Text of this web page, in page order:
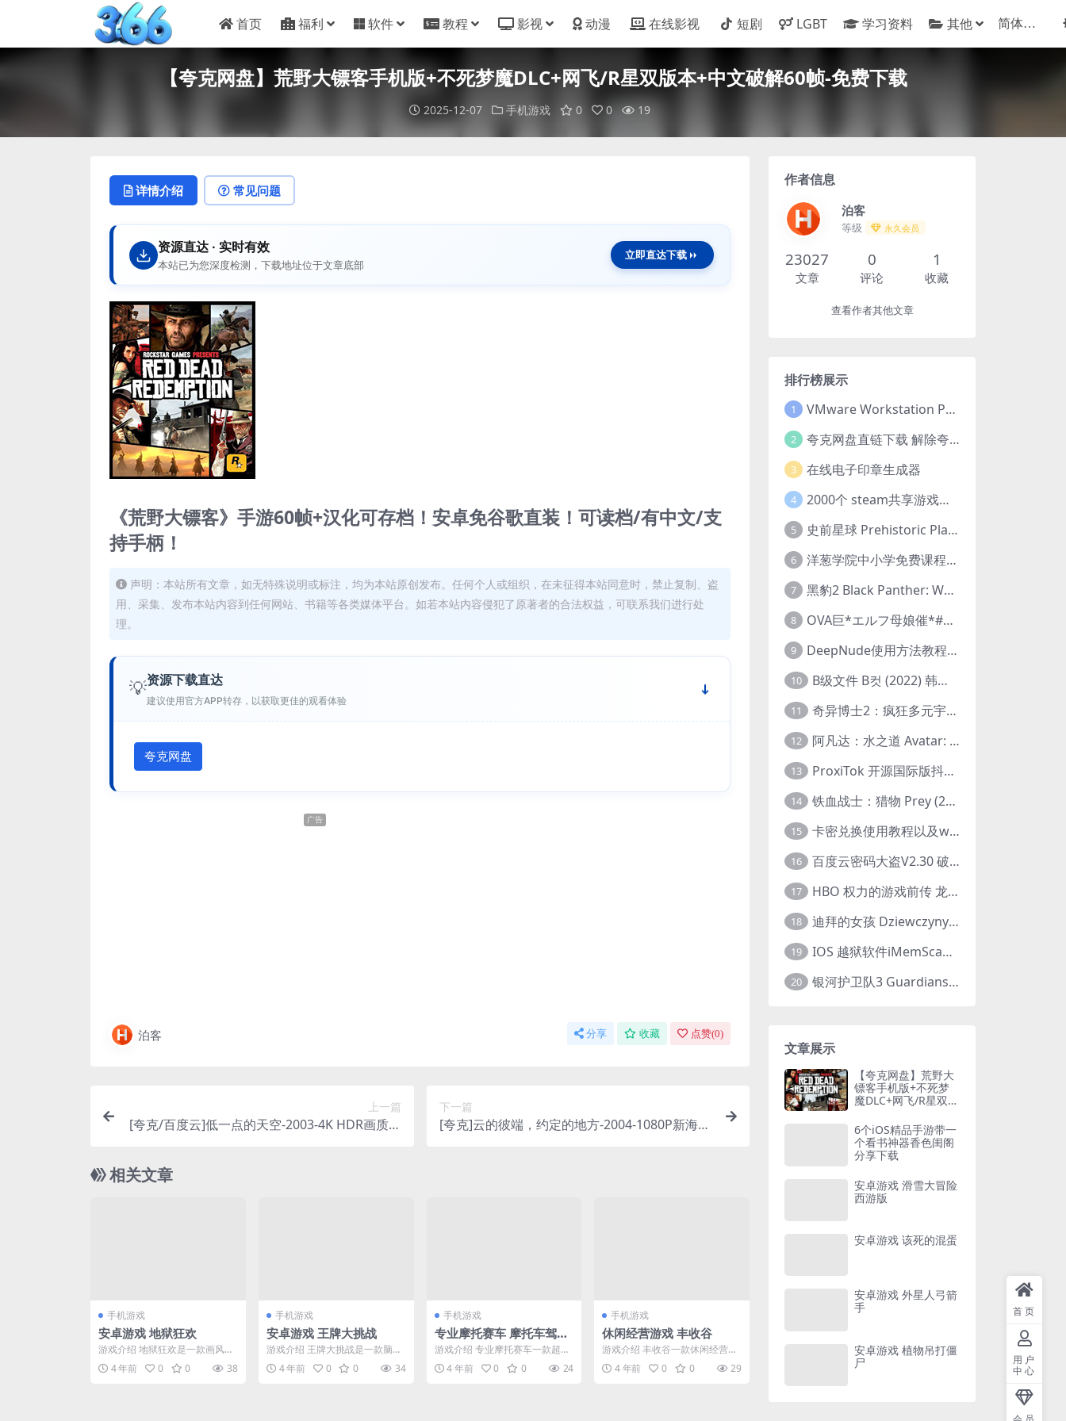
首页 福利 软件 教程 影视 动漫 在线影视 短剧 LGBT 学习资料 其他
【夸克网盘】荒野大镖客手机版+不死梦魔DLC+网飞/R星双版本+中文破解60帧-免费下载
2025-12-07 手机游戏 0 0 19
详情介绍 常见问题
资源直达 · 实时有效
本站已为您深度检测，下载地址位于文章底部
立即直达下载
《荒野大镖客》手游60帧+汉化可存档！安卓免谷歌直装！可读档/有中文/支
持手柄！
声明：本站所有文章，如无特殊说明或标注，均为本站原创发布。任何个人或组织，在未征得本站同意时，禁止复制、盗
用、采集、发布本站内容到任何网站、书籍等各类媒体平台。如若本站内容侵犯了原著者的合法权益，可联系我们进行处
理。
💡资源下载直达
建议使用官方APP转存，以获取更佳的观看体验
夸克网盘
广告
泊客 分享 收藏 点赞(0)
上一篇
[夸克/百度云]低一点的天空-2003-4K HDR画质标
下一篇
[夸克]云的彼端，约定的地方-2004-1080P新海诚
相关文章
手机游戏
安卓游戏 地狱狂欢
游戏介绍 地狱狂欢是一款画风诙
谐的休闲闯关游戏。黑白构成的
诙谐画风，黑色幽默风格...
4 年前 0 0 38
手机游戏
安卓游戏 王牌大挑战
游戏介绍 王牌大挑战是一款脑洞
大开的魔性解谜游戏。超多脑洞
大开的关卡设计，保护可...
4 年前 0 0 34
手机游戏
专业摩托赛车 摩托车驾驶
闯关
游戏介绍 专业摩托赛车一款超个
性的赛车闯关游戏。在山岭间飞
跃，各种超乎寻常的特技...
4 年前 0 0 24
手机游戏
休闲经营游戏 丰收谷
游戏介绍 丰收谷一款休闲经营游
戏。各式各样的经营模块，经营
各样的农场经济，播种收...
4 年前 0 0 29
作者信息
泊客
等级 永久会员
23027
文章
0
评论
1
收藏
查看作者其他文章
排行榜展示
1 VMware Workstation Pro 16 永久激活密钥(序列号)
2 夸克网盘直链下载 解除夸克网盘下载限制 油猴脚本
3 在线电子印章生成器
4 2000个 steam共享游戏账号 离线steam账号分享
5 史前星球 Prehistoric Planet (2022) 中字 1080p 高清 阿里云盘 2022.5.27已更新全集
6 洋葱学院中小学免费课程集合 云盘下载
7 黑豹2 Black Panther: Wakanda Forever (2022) 高清版
8 OVA巨*エルフ母娘催*#1エルフの国を蹂*する男。汚された女王と姫
9 DeepNude使用方法教程FAQ
10 B级文件 B컷 (2022) 韩国大尺度剧情电影 1080P 中字
11 奇异博士2：疯狂多元宇宙 Doctor Strange in the Multiverse of Madness (2022) 高清版1080p
12 阿凡达：水之道 Avatar: The Way of Water (2022) 1080p 2k 4k 中文字幕
13 ProxiTok 开源国际版抖音TikTok网页版 国内网络直连
14 铁血战士：猎物 Prey (2022) 中英字幕 1080P
15 卡密兑换使用教程以及windows使用教程
16 百度云密码大盗V2.30 破解分享链接提取码
17 HBO 权力的游戏前传 龙之家族 House of the Dragon (2022) 中字 1080P 更新4集
18 迪拜的女孩 Dziewczyny z Dubaju (2021) 1080P 中字
19 IOS 越狱软件iMemScan version1.2.6 游戏内存修改器
20 银河护卫队3 Guardians of the Galaxy Vol. 3 (2023)4K高清资源1080p只分享精品
文章展示
【夸克网盘】荒野大
镖客手机版+不死梦
魔DLC+网飞/R星双版
费下载
6个iOS精品手游带一
个看书神器香色闺阁
分享下载
安卓游戏 滑雪大冒险
西游版
安卓游戏 该死的混蛋
安卓游戏 外星人弓箭
手
安卓游戏 植物吊打僵
尸
首页
用户
中心